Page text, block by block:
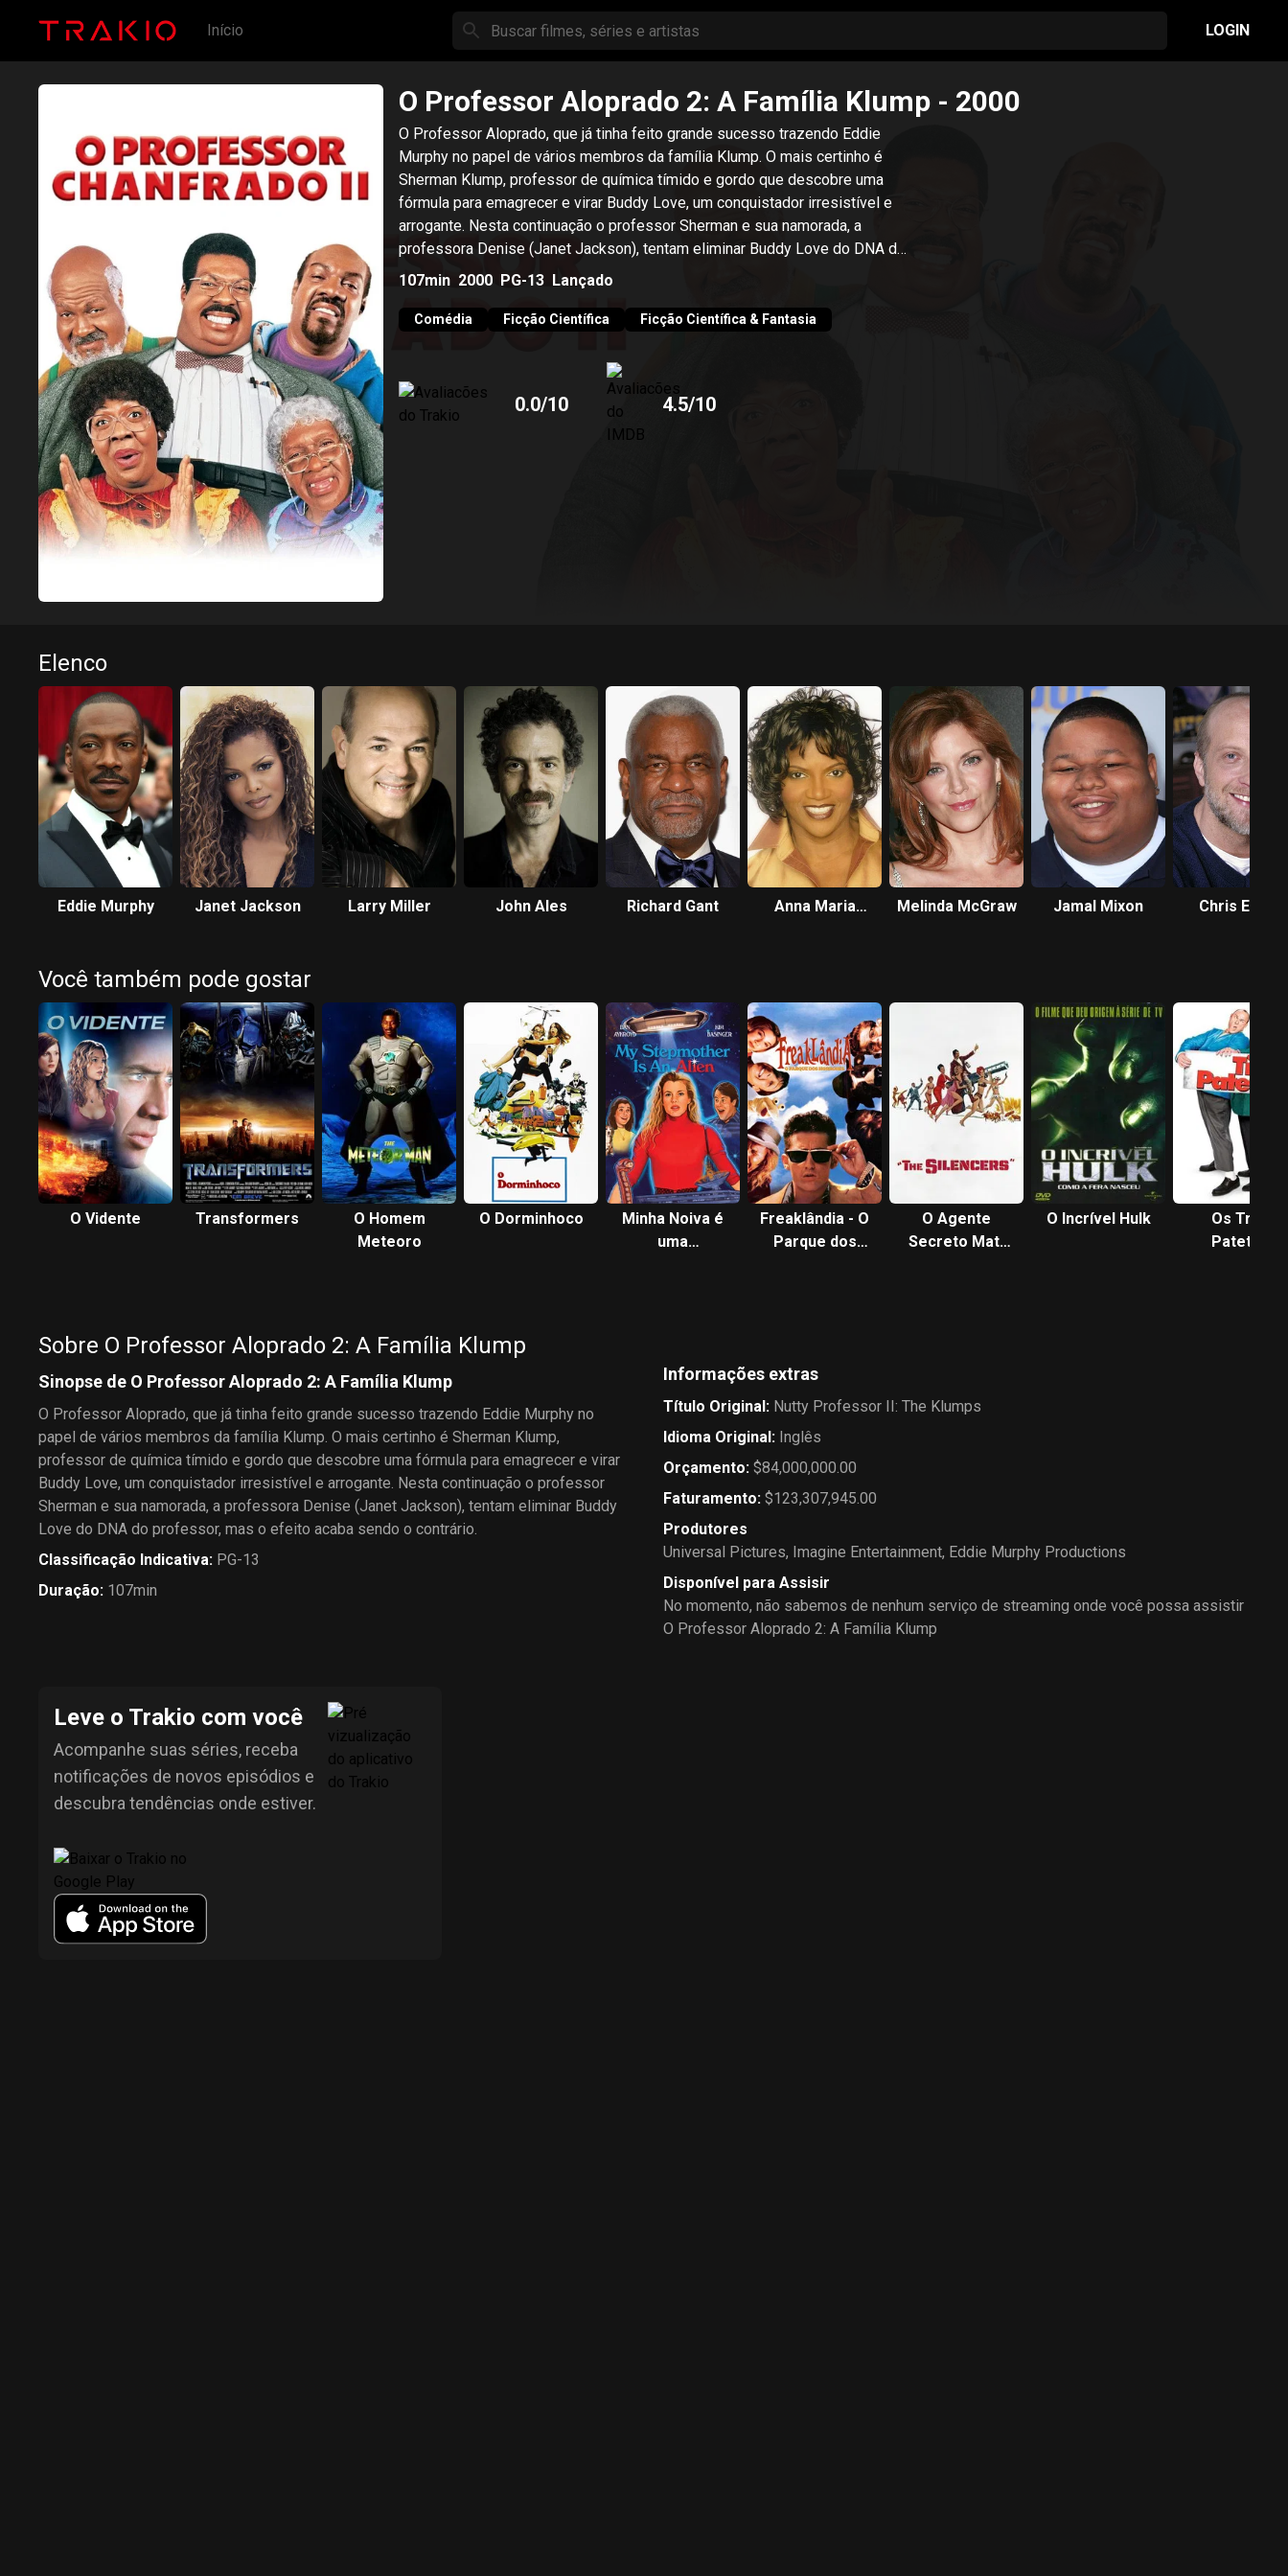
Início LOGIN
O Professor Aloprado 2: A Família Klump - 2000
O Professor Aloprado, que já tinha feito grande sucesso trazendo Eddie
Murphy no papel de vários membros da família Klump. O mais certinho é
Sherman Klump, professor de química tímido e gordo que descobre uma
fórmula para emagrecer e virar Buddy Love, um conquistador irresistível e
arrogante. Nesta continuação o professor Sherman e sua namorada, a
professora Denise (Janet Jackson), tentam eliminar Buddy Love do DNA do
professor, mas o efeito acaba sendo o contrário.
107min 2000 PG-13 Lançado
Comédia Ficção Científica Ficção Científica & Fantasia
0.0/10 4.5/10
Elenco
Eddie Murphy Janet Jackson Larry Miller John Ales Richard Gant
Anna Maria
Melinda McGraw Jamal Mixon Chris Elliott
Você também pode gostar
O Vidente Transformers
O Homem
Meteoro
O Dorminhoco
Minha Noiva é
uma
Freaklândia - O
Parque dos
O Agente
Secreto Matt
O Incrível Hulk
Os Três
Patetas
Sobre O Professor Aloprado 2: A Família Klump
Sinopse de O Professor Aloprado 2: A Família Klump
O Professor Aloprado, que já tinha feito grande sucesso trazendo Eddie Murphy no
papel de vários membros da família Klump. O mais certinho é Sherman Klump,
professor de química tímido e gordo que descobre uma fórmula para emagrecer e virar
Buddy Love, um conquistador irresistível e arrogante. Nesta continuação o professor
Sherman e sua namorada, a professora Denise (Janet Jackson), tentam eliminar Buddy
Love do DNA do professor, mas o efeito acaba sendo o contrário.
Classificação Indicativa: PG-13
Duração: 107min
Informações extras
Título Original: Nutty Professor II: The Klumps
Idioma Original: Inglês
Orçamento: $84,000,000.00
Faturamento: $123,307,945.00
Produtores
Universal Pictures, Imagine Entertainment, Eddie Murphy Productions
Disponível para Assisir
No momento, não sabemos de nenhum serviço de streaming onde você possa assistir
O Professor Aloprado 2: A Família Klump
Leve o Trakio com você
Acompanhe suas séries, receba
notificações de novos episódios e
descubra tendências onde estiver.